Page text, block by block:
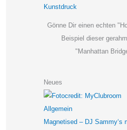
Gönne Dir einen echten
Beispiel dieser
"Manhattan
Neues
Allgemein
Magnetised – DJ Sammy‘s